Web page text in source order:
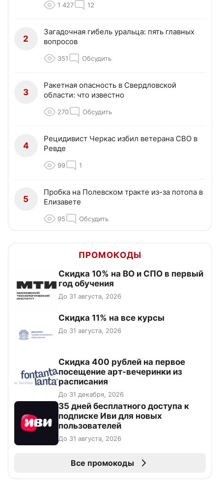
1 427 12
2
Загадочная гибель уральца: пять главных
вопросов
351 Обсудить
3
Ракетная опасность в Свердловской
области: что известно
270 Обсудить
4
Рецидивист Черкас избил ветерана СВО в
Ревде
99 1
5
Пробка на Полевском тракте из-за потопа в
Елизавете
95 Обсудить
ПРОМОКОДЫ
Скидка 10% на ВО и СПО в первый
год обучения
До 31 августа, 2026
Скидка 11% на все курсы
До 31 августа, 2026
Cкидка 400 рублей на первое
посещение арт-вечеринки из
расписания
До 31 декабря, 2026
35 дней бесплатного доступа к
подписке Иви для новых
пользователей
До 31 августа, 2026
Все промокоды